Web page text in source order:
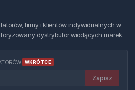
firmy i klientów indywidualnych w
dystrybutor wiodących marek.
WKRÓTCE
Zapisz